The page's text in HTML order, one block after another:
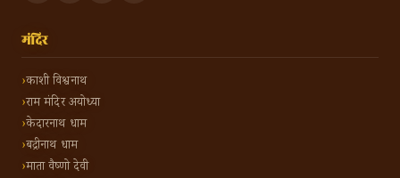
मंदिर
काशी विश्वनाथ
राम मंदिर अयोध्या
केदारनाथ धाम
बद्रीनाथ धाम
माता वैष्णो देवी